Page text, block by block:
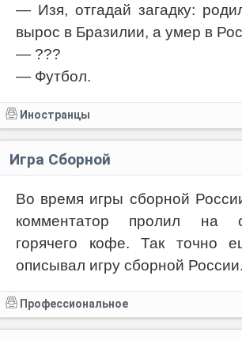
— Изя, отгадай загадку:
вырос в Бразилии, а умер в
— ???
— Футбол.
Иностранцы
Игра Сборной
Во время игры сборной
комментатор пролил на
горячего кофе. Так точно
описывал игру сборной России.
Профессиональное